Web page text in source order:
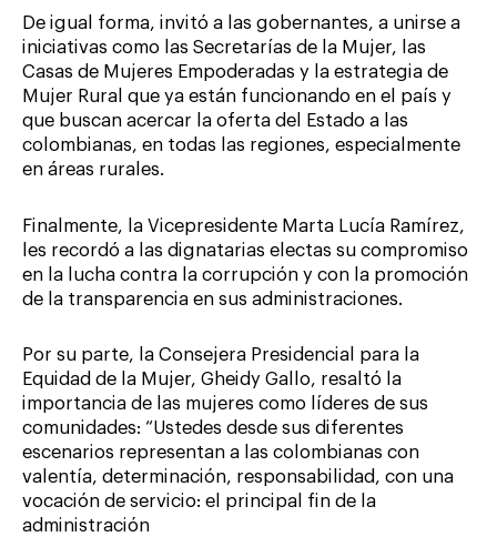
De igual forma, invitó a las gobernantes, a unirse a
iniciativas como las Secretarías de la Mujer, las
Casas de Mujeres Empoderadas y la estrategia de
Mujer Rural que ya están funcionando en el país y
que buscan acercar la oferta del Estado a las
colombianas, en todas las regiones, especialmente
en áreas rurales.
Finalmente, la Vicepresidente Marta Lucía Ramírez,
les recordó a las dignatarias electas su compromiso
en la lucha contra la corrupción y con la promoción
de la transparencia en sus administraciones.
Por su parte, la Consejera Presidencial para la
Equidad de la Mujer, Gheidy Gallo, resaltó la
importancia de las mujeres como líderes de sus
comunidades: “Ustedes desde sus diferentes
escenarios representan a las colombianas con
valentía, determinación, responsabilidad, con una
vocación de servicio: el principal fin de la
administración